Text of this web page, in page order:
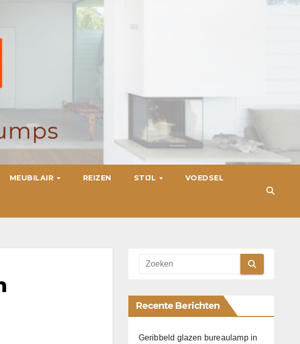
MEUBILAIR REIZEN STIJL VOEDSEL
Recente Berichten
Geribbeld glazen bureaulamp in